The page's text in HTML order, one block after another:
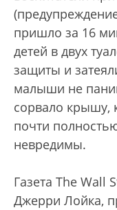
пришло за 16
детей в двух
защиты и
малыши не
сорвало крышу,
почти
невредимы.
Газета The Wall
Джерри Лойка,